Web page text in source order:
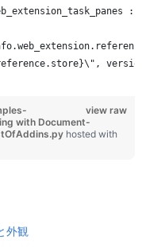
:
view raw
with Document-
hosted with
外観